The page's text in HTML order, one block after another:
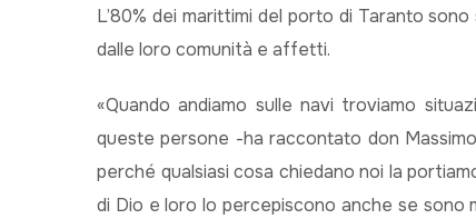
L’80% dei marittimi del porto di Taranto
dalle loro comunità e affetti.
«Quando andiamo sulle navi troviamo
queste persone -ha raccontato don
perché qualsiasi cosa chiedano noi la
di Dio e loro lo percepiscono anche se sono